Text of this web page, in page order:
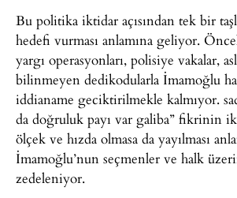
Bu politika iktidar açısından tek bir
hedefi vurması anlamına geliyor.
yargı operasyonları, polisiye vakalar,
bilinmeyen dedikodularla İmamoğlu
iddianame geciktirilmekle kalmıyor.
da doğruluk payı var galiba” fikrinin
ölçek ve hızda olmasa da yayılması
İmamoğlu’nun seçmenler ve halk
zedeleniyor.